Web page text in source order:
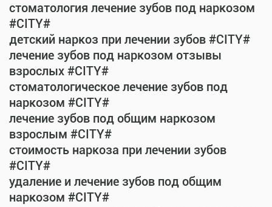
стоматология лечение зубов под наркозом
#CITY#
детский наркоз при лечении зубов #CITY#
лечение зубов под наркозом отзывы
взрослых #CITY#
стоматологическое лечение зубов под
наркозом #CITY#
лечение зубов под общим наркозом
взрослым #CITY#
стоимость наркоза при лечении зубов
#CITY#
удаление и лечение зубов под общим
наркозом #CITY#